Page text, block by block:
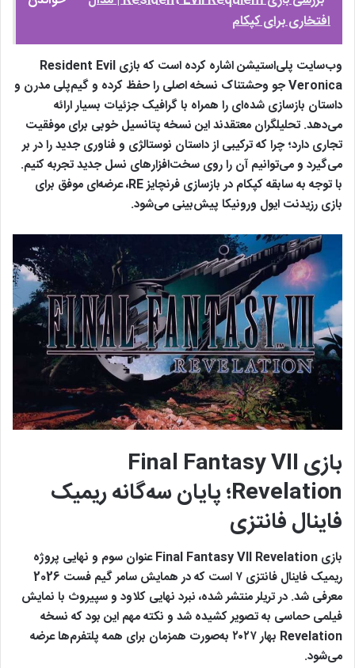
افتخاری برای کپکام
وب‌سایت پلی‌استیشن اشاره کرده است که بازی Resident Evil
Veronica جو وحشتناک نسخه اصلی را حفظ کرده و گیم‌پلی مدرن و
داستان بازسازی‌ شده‌ای را همراه با گرافیک جزئیات بسیار ارائه
می‌دهد. تحلیلگران معتقدند این نسخه پتانسیل خوبی برای موفقیت
تجاری دارد؛ چرا که ترکیبی از داستان نوستالژی و فناوری جدید را در بر
می‌گیرد و می‌توانیم آن را روی سخت‌افزارهای نسل جدید تجربه کنیم.
با توجه به سابقه کپکام در بازسازی فرنچایز RE، عرضه‌ای موفق برای
بازی رزیدنت ایول ورونیکا پیش‌بینی می‌شود.
بازی Final Fantasy VII
Revelation؛ پایان سه‌گانه ریمیک
فاینال فانتزی
بازی Final Fantasy VII Revelation عنوان سوم و نهایی پروژه
ریمیک فاینال فانتزی ۷ است که در همایش سامر گیم فست 2026
معرفی شد. در تریلر منتشر شده، نبرد نهایی کلاود و سپیروث با نمایش
فیلمی حماسی به تصویر کشیده شد و نکته مهم این بود که نسخه
Revelation بهار ۲۰۲۷ به‌صورت همزمان برای همه پلتفرم‌ها عرضه
می‌شود.